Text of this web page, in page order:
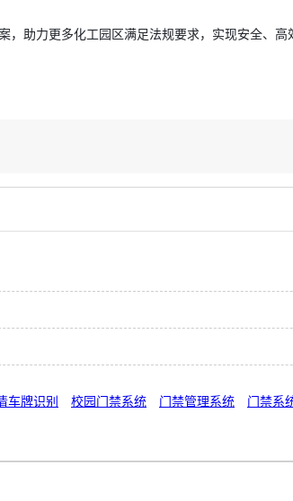
，助力更多化工园区满足法规要求，实现安全、高
车牌识别 校园门禁系统 门禁管理系统
门禁系